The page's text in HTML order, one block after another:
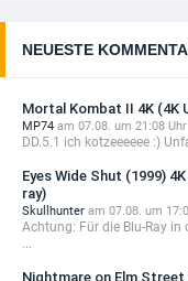
NEUESTE
Mortal Kombat II 4K (4K
MP74 am 07.08. um 21:08 Uhr
DD.5.1 ich kotzeeeeee :)
Eyes Wide Shut (1999)
ray)
Skullhunter am 07.08. um
Achtung: Für die Blu-Ray
...
Nightmare on Elm